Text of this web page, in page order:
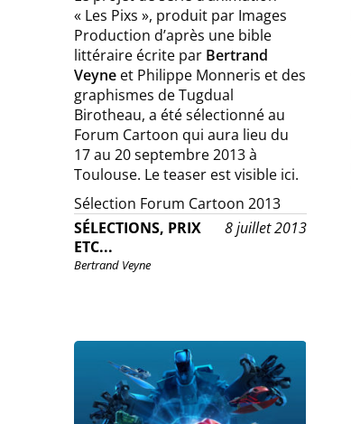
« Les Pixs », produit par Images
Production d’après une bible
littéraire écrite par Bertrand
Veyne et Philippe Monneris et des
graphismes de Tugdual
Birotheau, a été sélectionné au
Forum Cartoon qui aura lieu du
17 au 20 septembre 2013 à
Toulouse. Le teaser est visible ici.
Sélection Forum Cartoon 2013
SÉLECTIONS, PRIX
ETC...
8 juillet 2013
Bertrand Veyne